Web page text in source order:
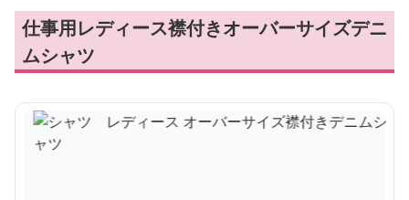
仕事用レディース襟付きオーバーサイズデニ
ムシャツ